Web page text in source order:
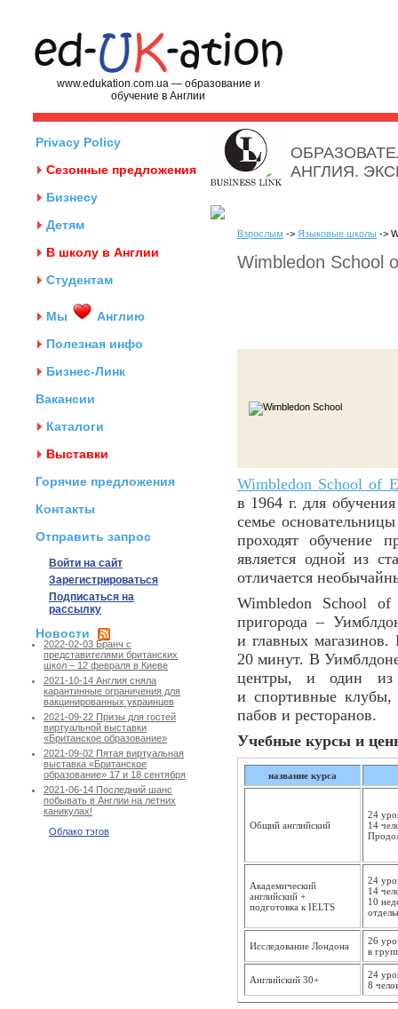
www.edukation.com.ua — образование и
обучение в Англии
Privacy Policy
Сезонные предложения
Бизнесу
Детям
В школу в Англии
Студентам
Мы
Англию
Полезная инфо
Бизнес-Линк
Вакансии
Каталоги
Выставки
Горячие предложения
Контакты
Отправить запрос
Войти на сайт
Зарегистрироваться
Подписаться на
рассылку
Новости
2022-02-03 Бранч с
представителями британских
школ – 12 февраля в Киеве
2021-10-14 Англия сняла
карантинные ограничения для
вакцинированных украинцев
2021-09-22 Призы для гостей
виртуальной выставки
«Британское образование»
2021-09-02 Пятая виртуальная
выставка «Британское
образование» 17 и 18 сентября
2021-06-14 Последний шанс
побывать в Англии на летних
каникулах!
Облако тэгов
АНГЛИЯ.
Взрослым -> Языковые школы ->
Wimbledon School
Wimbledon School of
в 1964 г. для
семье
проходят обучение
является одной из
отличается
Wimbledon School of
пригорода –
и главных магазинов.
20 минут. В Уимблдоне
центры, и один из
и спортивные клубы,
пабов и ресторанов.
Учебные курсы и
название курса
Общий английский
24
14
Академический
английский +
подготовка к IELTS
24
14
10
Исследование Лондона
26
в
Английский 30+
24
8